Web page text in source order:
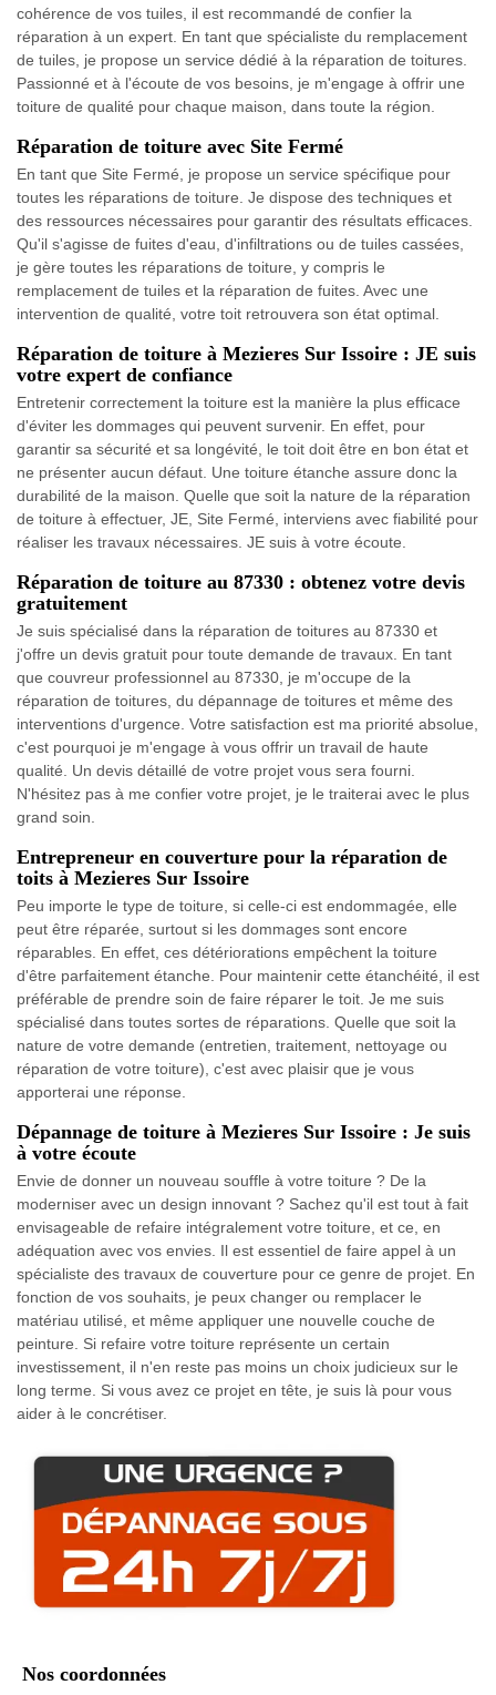
cohérence de vos tuiles, il est recommandé de confier la
réparation à un expert. En tant que spécialiste du remplacement
de tuiles, je propose un service dédié à la réparation de toitures.
Passionné et à l'écoute de vos besoins, je m'engage à offrir une
toiture de qualité pour chaque maison, dans toute la région.
Réparation de toiture avec Site Fermé
En tant que Site Fermé, je propose un service spécifique pour
toutes les réparations de toiture. Je dispose des techniques et
des ressources nécessaires pour garantir des résultats efficaces.
Qu'il s'agisse de fuites d'eau, d'infiltrations ou de tuiles cassées,
je gère toutes les réparations de toiture, y compris le
remplacement de tuiles et la réparation de fuites. Avec une
intervention de qualité, votre toit retrouvera son état optimal.
Réparation de toiture à Mezieres Sur Issoire : JE suis
votre expert de confiance
Entretenir correctement la toiture est la manière la plus efficace
d'éviter les dommages qui peuvent survenir. En effet, pour
garantir sa sécurité et sa longévité, le toit doit être en bon état et
ne présenter aucun défaut. Une toiture étanche assure donc la
durabilité de la maison. Quelle que soit la nature de la réparation
de toiture à effectuer, JE, Site Fermé, interviens avec fiabilité pour
réaliser les travaux nécessaires. JE suis à votre écoute.
Réparation de toiture au 87330 : obtenez votre devis
gratuitement
Je suis spécialisé dans la réparation de toitures au 87330 et
j'offre un devis gratuit pour toute demande de travaux. En tant
que couvreur professionnel au 87330, je m'occupe de la
réparation de toitures, du dépannage de toitures et même des
interventions d'urgence. Votre satisfaction est ma priorité absolue,
c'est pourquoi je m'engage à vous offrir un travail de haute
qualité. Un devis détaillé de votre projet vous sera fourni.
N'hésitez pas à me confier votre projet, je le traiterai avec le plus
grand soin.
Entrepreneur en couverture pour la réparation de
toits à Mezieres Sur Issoire
Peu importe le type de toiture, si celle-ci est endommagée, elle
peut être réparée, surtout si les dommages sont encore
réparables. En effet, ces détériorations empêchent la toiture
d'être parfaitement étanche. Pour maintenir cette étanchéité, il est
préférable de prendre soin de faire réparer le toit. Je me suis
spécialisé dans toutes sortes de réparations. Quelle que soit la
nature de votre demande (entretien, traitement, nettoyage ou
réparation de votre toiture), c'est avec plaisir que je vous
apporterai une réponse.
Dépannage de toiture à Mezieres Sur Issoire : Je suis
à votre écoute
Envie de donner un nouveau souffle à votre toiture ? De la
moderniser avec un design innovant ? Sachez qu'il est tout à fait
envisageable de refaire intégralement votre toiture, et ce, en
adéquation avec vos envies. Il est essentiel de faire appel à un
spécialiste des travaux de couverture pour ce genre de projet. En
fonction de vos souhaits, je peux changer ou remplacer le
matériau utilisé, et même appliquer une nouvelle couche de
peinture. Si refaire votre toiture représente un certain
investissement, il n'en reste pas moins un choix judicieux sur le
long terme. Si vous avez ce projet en tête, je suis là pour vous
aider à le concrétiser.
Nos coordonnées